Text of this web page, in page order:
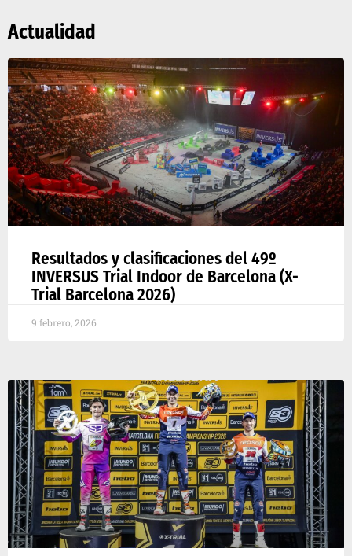
Actualidad
Resultados y clasificaciones del 49º
INVERSUS Trial Indoor de Barcelona (X-
Trial Barcelona 2026)
9 febrero, 2026